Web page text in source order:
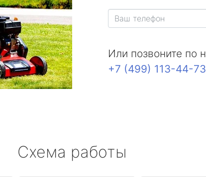
Или позвоните по
+7 (499) 113-44-73
Схема работы